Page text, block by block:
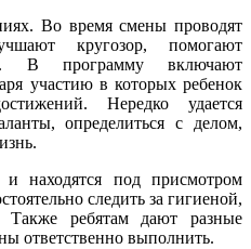
Во время смены проводят
кругозор, помогают
В программу включают
участию в которых ребенок
Нередко удается
определиться с делом,
и находятся под присмотром
следить за гигиеной,
ребятам дают разные
ответственно выполнить.